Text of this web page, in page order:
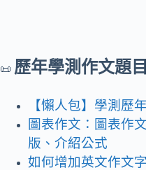
📜 歷年學測作文題
【懶人包】學測歷
圖表作文：圖表作
版、介紹公式
如何增加英文作文